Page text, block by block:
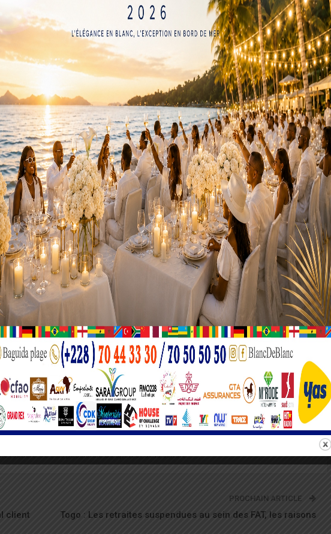
Ossouka Raponda effectuera jeudi et vendredi une visite de
proches de la primature.
Tomegah-Dogbé, s’inscrit dans le cadre du renforcement de
synergies possibles pour faire face à des enjeux communs.
de l’économie, la formation des jeunes, la promotion et
terre gabonaise pour sa première visite officielle en tant que
Dogbe- Tomegah
compréhensibles et accessibles à tous, telle est ma mission. Récemment, je
routière. Je suis passionné du sport et de la culture.
client
PROCHAIN ARTICLE
Togo : Les retraites suspendues au sein des FAT, les raisons